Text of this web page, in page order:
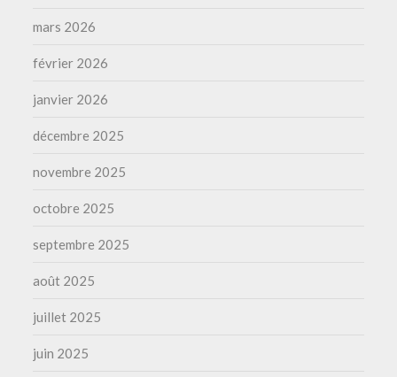
mars 2026
février 2026
janvier 2026
décembre 2025
novembre 2025
octobre 2025
septembre 2025
août 2025
juillet 2025
juin 2025